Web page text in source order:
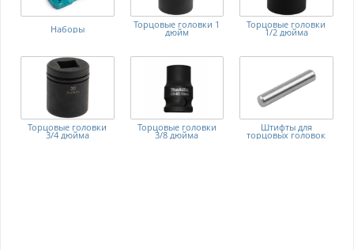
Наборы Торцовые головки 1
дюйм
Торцовые головки
1/2 дюйма
Торцовые головки
3/4 дюйма
Торцовые головки
3/8 дюйма
Штифты для
торцовых головок